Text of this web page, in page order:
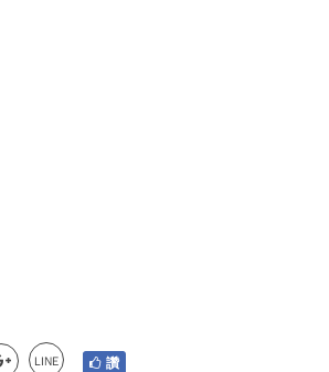
LINE 讚